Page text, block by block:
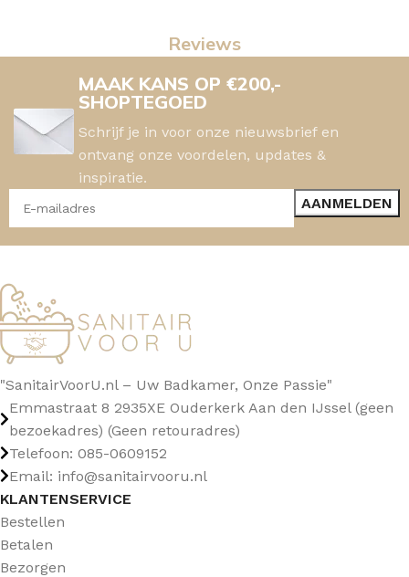
Reviews
MAAK KANS OP €200,-
SHOPTEGOED
Schrijf je in voor onze nieuwsbrief en
ontvang onze voordelen, updates &
inspiratie.
"SanitairVoorU.nl – Uw Badkamer, Onze Passie"
Emmastraat 8 2935XE Ouderkerk Aan den IJssel (geen
bezoekadres) (Geen retouradres)
Telefoon: 085-0609152
Email: info@sanitairvooru.nl
KLANTENSERVICE
Bestellen
Betalen
Bezorgen